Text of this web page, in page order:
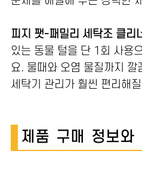
피지 팻-패밀리 세탁조 클리
있는 동물 털을 단 1회 사용
요. 물때와 오염 물질까지 깔
세탁기 관리가 훨씬 편리해
제품 구매 정보와